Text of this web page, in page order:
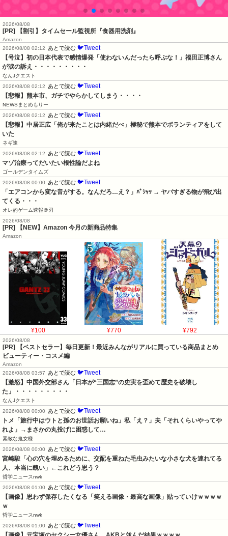
2026/08/08
[PR] 【割引】タイムセール監視所『食器用洗剤』
Amazon
2026/08/08 02:12
あとで読む 🐦Tweet
【号泣】初の日本代表で感情爆発「使わないんだったら呼ぶな！」福田正博さん
が涙の訴え・・・・・・・・・
なんJクエスト
2026/08/08 02:12
あとで読む 🐦Tweet
【悲報】熊本市、ガチでやらかしてしまう・・・・
NEWSまとめもりー
2026/08/08 02:12
あとで読む 🐦Tweet
【悲報】中居正広「俺が来たことは内緒だべ」極秘で熊本でボランティアをして
いた
ネギ速
2026/08/08 02:12
あとで読む 🐦Tweet
マゾ治療ってだいたい根性論だよね
ゴールデンタイムズ
2026/08/08 00:00
あとで読む 🐦Tweet
「エアコンから変な音がする。なんだろ…え？」ﾊﾟｼｬｯ → ヤバすぎる物が飛び出
てくる・・・
オレ的ゲーム速報＠刃
2026/08/08
[PR] 【NEW】Amazon 今月の新商品特集
Amazon
¥100 ¥770 ¥792
2026/08/08
[PR] 【ベストセラー】毎日更新！最近みんながリアルに買っている商品まとめ
ビューティー・コスメ編
Amazon
2026/08/08 03:57
あとで読む 🐦Tweet
【激怒】中国外交部さん「日本が“三国志”の史実を歪めて歴史を破壊し
た」・・・・・・・・・
なんJクエスト
2026/08/08 00:00
あとで読む 🐦Tweet
トメ「旅行中はウトと孫のお世話お願いね」私「え？」夫「それくらいやってや
れよ」→まさかの丸投げに困惑して…
素敵な鬼女様
2026/08/08 00:00
あとで読む 🐦Tweet
宮崎駿「心の穴を埋めるために、交配を重ねた毛虫みたいな小さな犬を連れてる
人、本当に醜い」←これどう思う？
哲学ニュースnwk
2026/08/08 01:00
あとで読む 🐦Tweet
【画像】思わず保存したくなる「笑える画像・最高な画像」貼っていけｗｗｗｗ
ｗ
哲学ニュースnwk
2026/08/08 01:00
あとで読む 🐦Tweet